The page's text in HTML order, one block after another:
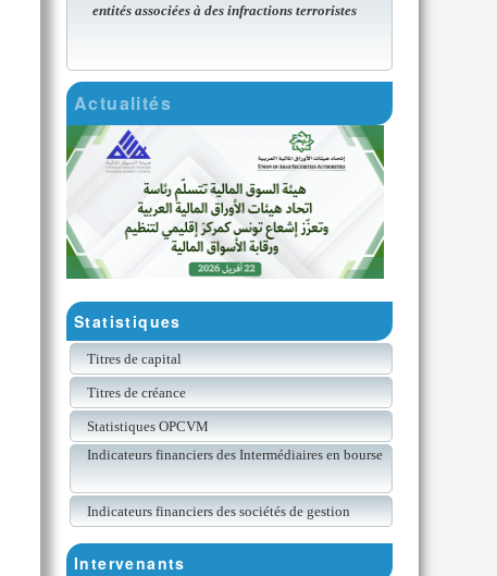
entités associées à des infractions terroristes
Actualités
Statistiques
Titres de capital
Titres de créance
Statistiques OPCVM
Indicateurs financiers des Intermédiaires en bourse
Indicateurs financiers des sociétés de gestion
Intervenants